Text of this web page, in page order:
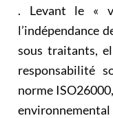
. Levant le «
l’indépendance
sous traitants,
responsabilité
norme